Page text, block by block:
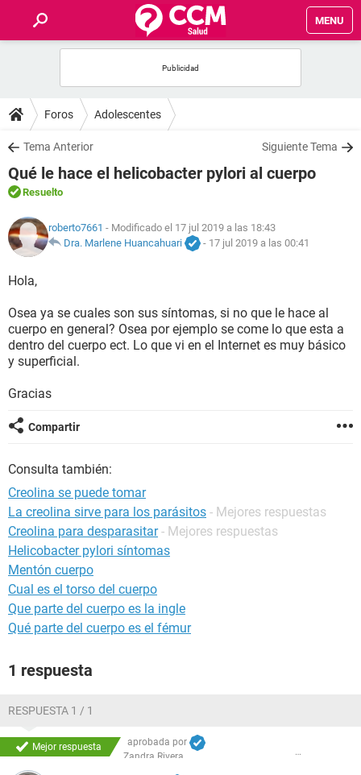
MENU
FOROS
SALUD
FAMILIA
NUTRICIÓN
SEXUALIDAD
GLOSARIO
Foros Adolescentes
Tema Anterior Siguiente Tema
Qué le hace el helicobacter pylori al cuerpo
Resuelto
roberto7661 - Modificado el 17 jul 2019 a las 18:43
Dra. Marlene Huancahuari
- 17 jul 2019 a las 00:41
Hola,
Osea ya se cuales son sus síntomas, si no que le hace al
cuerpo en general? Osea por ejemplo se come lo que esta a
dentro del cuerpo ect. Lo que vi en el Internet es muy básico
y superficial.
Gracias
Compartir
Consulta también:
Creolina se puede tomar
La creolina sirve para los parásitos - Mejores respuestas
Creolina para desparasitar - Mejores respuestas
Helicobacter pylori síntomas
Mentón cuerpo
Cual es el torso del cuerpo
Que parte del cuerpo es la ingle
Qué parte del cuerpo es el fémur
1 respuesta
RESPUESTA 1 / 1
Mejor respuesta
aprobada por
Zandra Rivera